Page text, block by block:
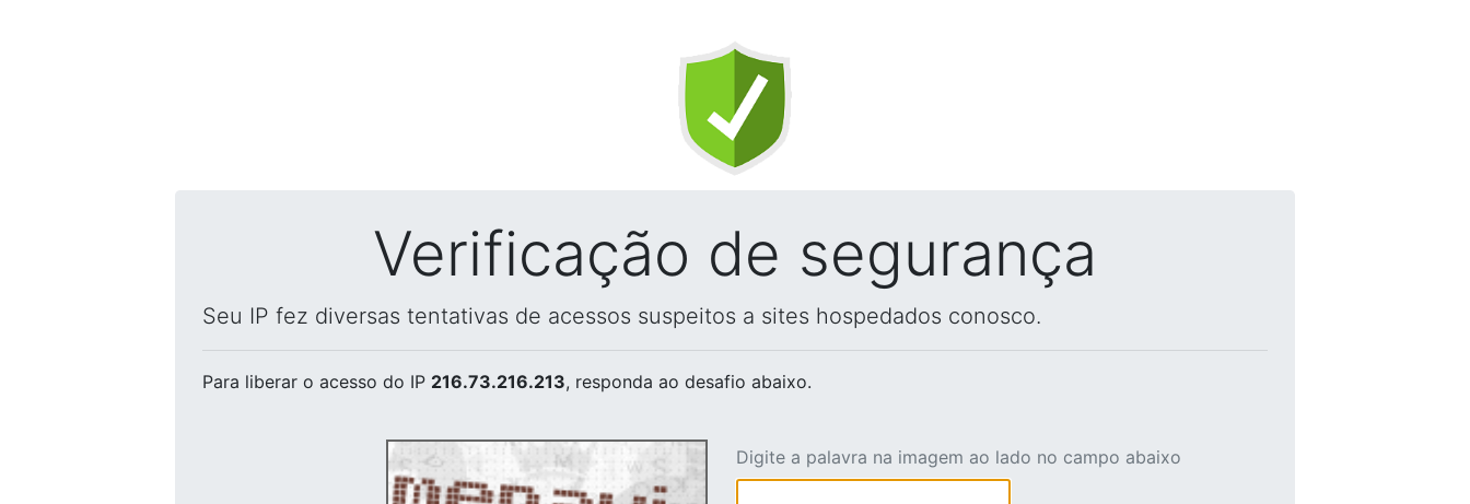
Verificação de segurança
Seu IP fez diversas tentativas de acessos suspeitos a sites hospedados conosco.
Para liberar o acesso do IP 216.73.216.213, responda ao desafio abaixo.
Digite a palavra na imagem ao lado no campo abaixo